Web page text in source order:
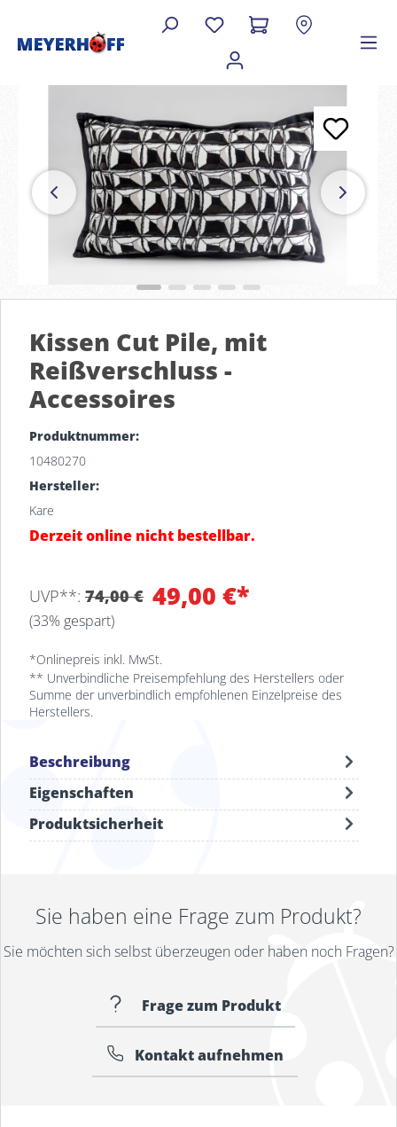
Kissen Cut Pile, mit
Reißverschluss -
Accessoires
Beschreibung
Eigenschaften
Produktsicherheit
Sie haben eine Frage zum Produkt?
Sie möchten sich selbst überzeugen oder haben noch Fragen?
Frage zum Produkt
Kontakt aufnehmen
49,00 €*
UVP**: 74,00 €
(33% gespart)
*Onlinepreis inkl. MwSt.
** Unverbindliche Preisempfehlung des Herstellers oder
Summe der unverbindlich empfohlenen Einzelpreise des
Herstellers.
Derzeit online nicht bestellbar.
Produktnummer:
10480270
Hersteller:
Kare